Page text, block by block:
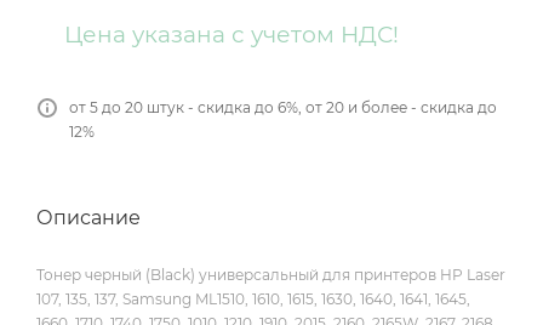
Цена указана с учетом НДС!
от 5 до 20 штук - скидка до 6%, от 20 и более - скидка до
12%
Описание
Тонер черный (Black) универсальный для принтеров HP Laser
107, 135, 137, Samsung ML1510, 1610, 1615, 1630, 1640, 1641, 1645,